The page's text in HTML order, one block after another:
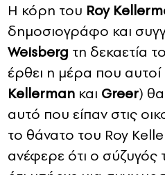
Η κόρη του Roy
δημοσιογράφο και
Weisberg τη δεκαετία
έρθει η μέρα που αυτοί
Kellerman και Greer)
αυτό που είπαν στις
το θάνατο του Roy
ανέφερε ότι ο σύζυγός